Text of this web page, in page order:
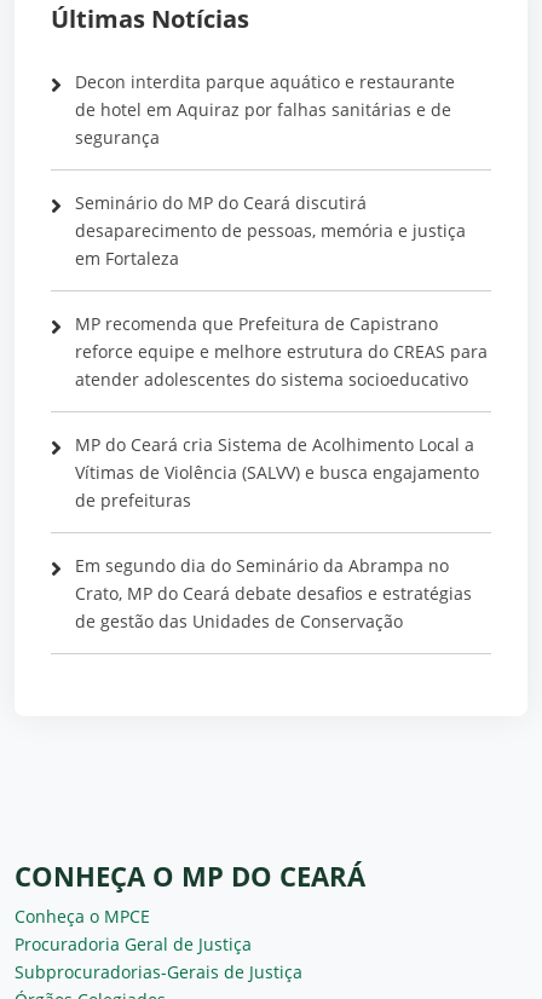
Últimas Notícias
Decon interdita parque aquático e restaurante
de hotel em Aquiraz por falhas sanitárias e de
segurança
Seminário do MP do Ceará discutirá
desaparecimento de pessoas, memória e justiça
em Fortaleza
MP recomenda que Prefeitura de Capistrano
reforce equipe e melhore estrutura do CREAS para
atender adolescentes do sistema socioeducativo
MP do Ceará cria Sistema de Acolhimento Local a
Vítimas de Violência (SALVV) e busca engajamento
de prefeituras
Em segundo dia do Seminário da Abrampa no
Crato, MP do Ceará debate desafios e estratégias
de gestão das Unidades de Conservação
CONHEÇA O MP DO CEARÁ
Conheça o MPCE
Procuradoria Geral de Justiça
Subprocuradorias-Gerais de Justiça